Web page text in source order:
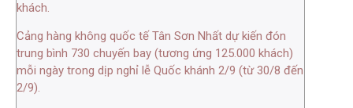
khách.
Cảng hàng không quốc tế Tân Sơn Nhất dự kiến đón
trung bình 730 chuyến bay (tương ứng 125.000 khách)
mỗi ngày trong dịp nghỉ lễ Quốc khánh 2/9 (từ 30/8 đến
2/9).